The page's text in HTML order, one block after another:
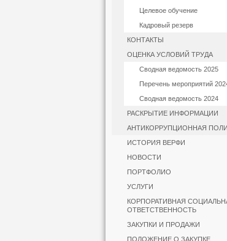
Целевое обучение
Кадровый резерв
КОНТАКТЫ
ОЦЕНКА УСЛОВИЙ ТРУДА
Сводная ведомость 2025
Перечень мероприятий
Сводная ведомость 2024
РАСКРЫТИЕ ИНФОРМАЦИИ
АНТИКОРРУПЦИОННАЯ
ИСТОРИЯ ВЕРФИ
НОВОСТИ
ПОРТФОЛИО
УСЛУГИ
КОРПОРАТИВНАЯ
ОТВЕТСТВЕННОСТЬ
ЗАКУПКИ И ПРОДАЖИ
ПОЛОЖЕНИЕ О ЗАКУПКЕ